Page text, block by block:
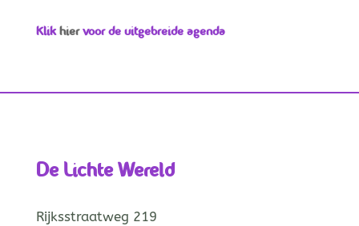
Klikhiervoor de uitgebreide agenda
De Lichte Wereld
Rijksstraatweg 219